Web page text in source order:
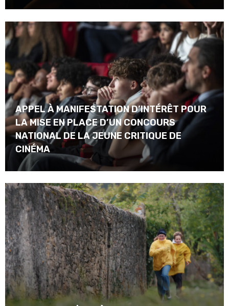
APPEL À MANIFESTATION D’INTÉRÊT POUR
LA MISE EN PLACE D’UN CONCOURS
NATIONAL DE LA JEUNE CRITIQUE DE
CINÉMA